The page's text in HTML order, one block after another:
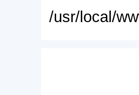
/usr/local/